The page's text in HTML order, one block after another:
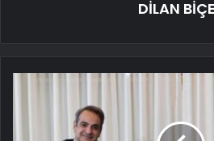
DİLAN